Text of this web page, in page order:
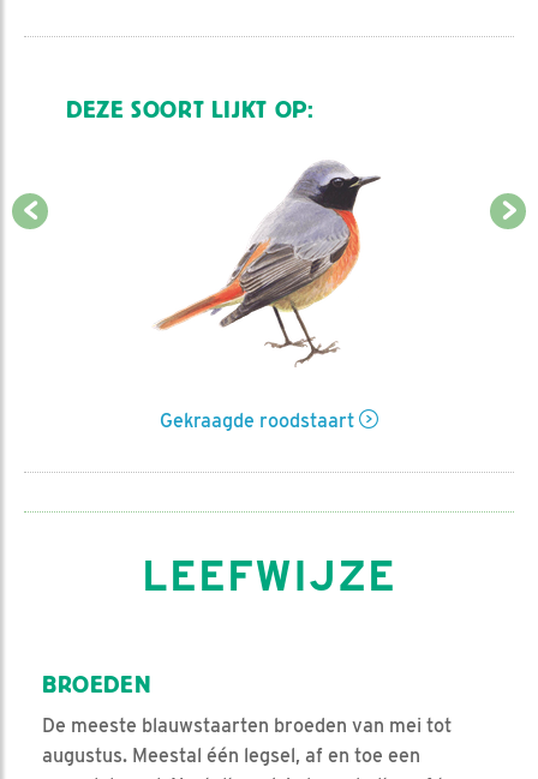
DEZE SOORT LIJKT OP:
Gekraagde roodstaart
LEEFWIJZE
BROEDEN
De meeste blauwstaarten broeden van mei tot
augustus. Meestal één legsel, af en toe een